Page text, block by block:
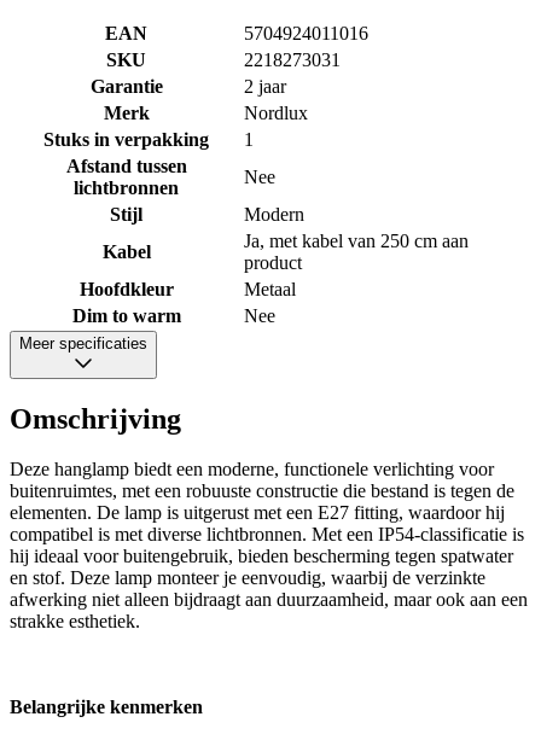
EAN
5704924011016
SKU
2218273031
Garantie
2 jaar
Merk
Nordlux
Stuks in verpakking
1
Afstand tussen
lichtbronnen
Nee
Stijl
Modern
Kabel
Ja, met kabel van 250 cm aan
product
Hoofdkleur
Metaal
Dim to warm
Nee
Meer specificaties
Omschrijving
Deze hanglamp biedt een moderne, functionele verlichting voor
buitenruimtes, met een robuuste constructie die bestand is tegen de
elementen. De lamp is uitgerust met een E27 fitting, waardoor hij
compatibel is met diverse lichtbronnen. Met een IP54-classificatie is
hij ideaal voor buitengebruik, bieden bescherming tegen spatwater
en stof. Deze lamp monteer je eenvoudig, waarbij de verzinkte
afwerking niet alleen bijdraagt aan duurzaamheid, maar ook aan een
strakke esthetiek.
Belangrijke kenmerken